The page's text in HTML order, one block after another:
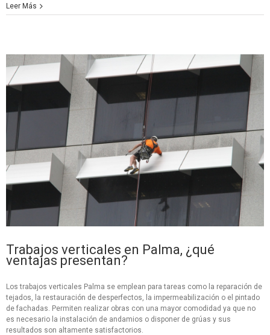
Leer Más
Trabajos verticales en Palma, ¿qué
ventajas presentan?
Los trabajos verticales Palma se emplean para tareas como la reparación de
tejados, la restauración de desperfectos, la impermeabilización o el pintado
de fachadas. Permiten realizar obras con una mayor comodidad ya que no
es necesario la instalación de andamios o disponer de grúas y sus
resultados son altamente satisfactorios.